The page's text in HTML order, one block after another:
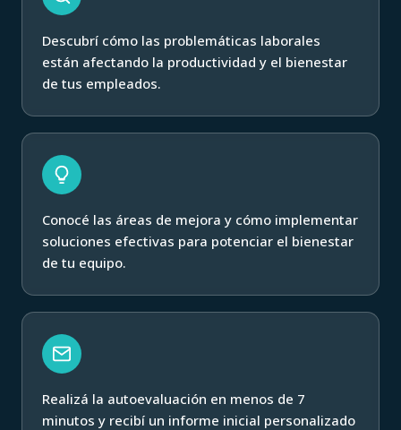
Descubrí cómo las problemáticas laborales
están afectando la productividad y el bienestar
de tus empleados.
Conocé las áreas de mejora y cómo implementar
soluciones efectivas para potenciar el bienestar
de tu equipo.
Realizá la autoevaluación en menos de 7
minutos y recibí un informe inicial personalizado